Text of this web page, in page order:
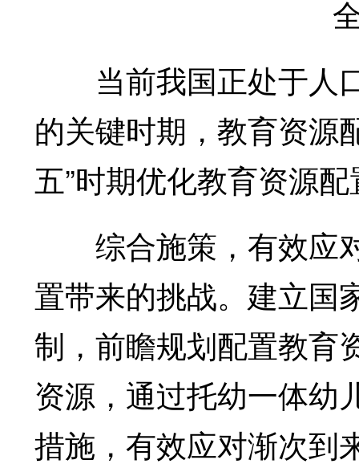
全
当前我国正处于人
的关键时期，教育资源
五”时期优化教育资源
综合施策，有效应
置带来的挑战。建立国
制，前瞻规划配置教育
资源，通过托幼一体幼
措施，有效应对渐次到